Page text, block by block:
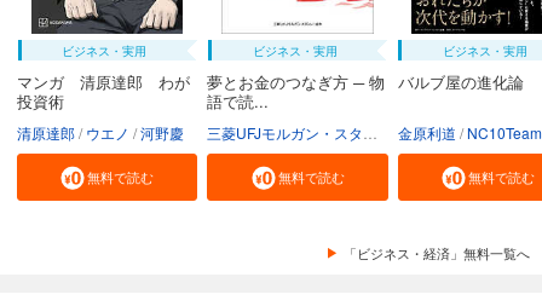
ビジネス・実用
マンガ 清原達郎 わが
投資術
清原達郎 ウエノ 河野慶
無料で読む
ビジネス・実用
夢とお金のつなぎ方 ─ 物
語で読...
無料で読む
ビジネス・実用
バルブ屋の進化論
金原利道 NC10Team
無料で読む
「ビジネス・経済」無料一覧へ